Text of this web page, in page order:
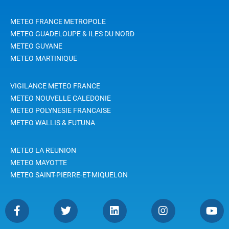
METEO FRANCE METROPOLE
METEO GUADELOUPE & ILES DU NORD
METEO GUYANE
METEO MARTINIQUE
VIGILANCE METEO FRANCE
METEO NOUVELLE CALEDONIE
METEO POLYNESIE FRANCAISE
METEO WALLIS & FUTUNA
METEO LA REUNION
METEO MAYOTTE
METEO SAINT-PIERRE-ET-MIQUELON